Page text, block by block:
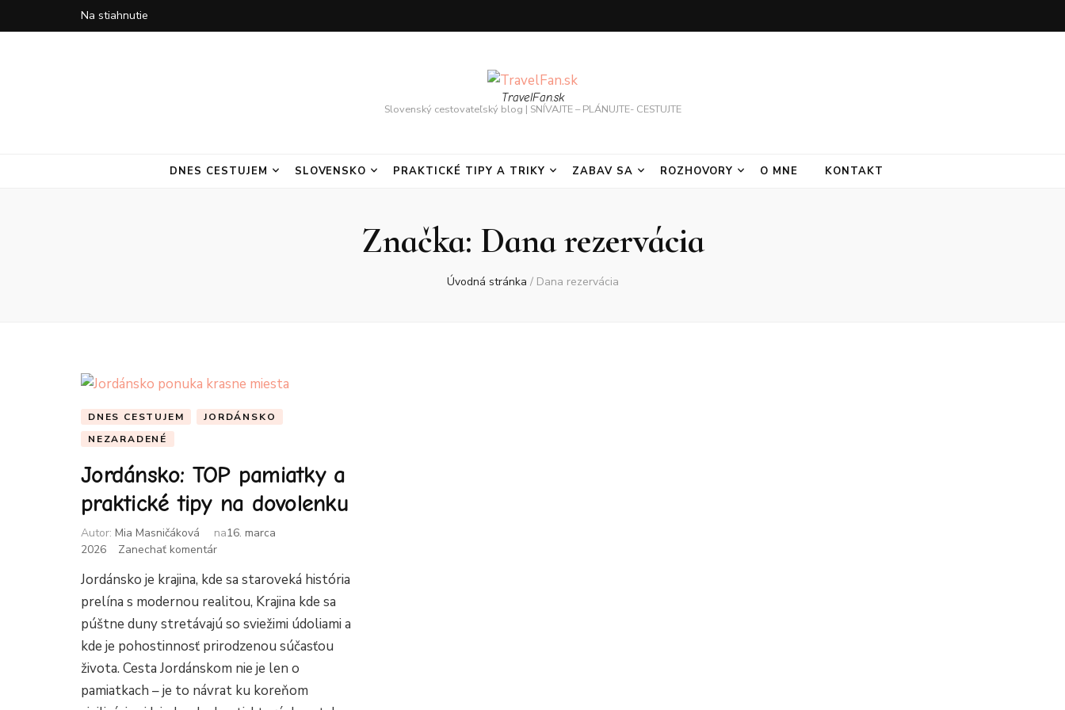
Na stiahnutie
TravelFan.sk
Slovenský cestovateľský blog | SNÍVAJTE – PLÁNUJTE- CESTUJTE
DNES CESTUJEM SLOVENSKO PRAKTICKÉ TIPY A TRIKY ZABAV SA ROZHOVORY O MNE KONTAKT
Značka: Dana rezervácia
Úvodná stránka / Dana rezervácia
DNES CESTUJEM
JORDÁNSKO
NEZARADENÉ
Jordánsko: TOP pamiatky a
praktické tipy na dovolenku
Autor: Mia Masničáková na16. marca
2026
Zanechať komentárk
Jordánsko:
TOP
pamiatky
a
praktické
tipy
na
dovolenku
Jordánsko je krajina, kde sa staroveká história
prelína s modernou realitou, Krajina kde sa
púštne duny stretávajú so sviežimi údoliami a
kde je pohostinnosť prirodzenou súčasťou
života. Cesta Jordánskom nie je len o
pamiatkach – je to návrat ku koreňom